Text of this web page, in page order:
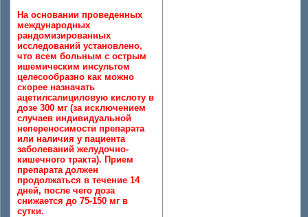
На основании проведенных
международных
рандомизированных
исследований установлено,
что всем больным с острым
ишемическим инсультом
целесообразно как можно
скорее назначать
ацетилсалициловую кислоту в
дозе 300 мг (за исключением
случаев индивидуальной
непереносимости препарата
или наличия у пациента
заболеваний желудочно-
кишечного тракта). Прием
препарата должен
продолжаться в течение 14
дней, после чего доза
снижается до 75-150 мг в
сутки.